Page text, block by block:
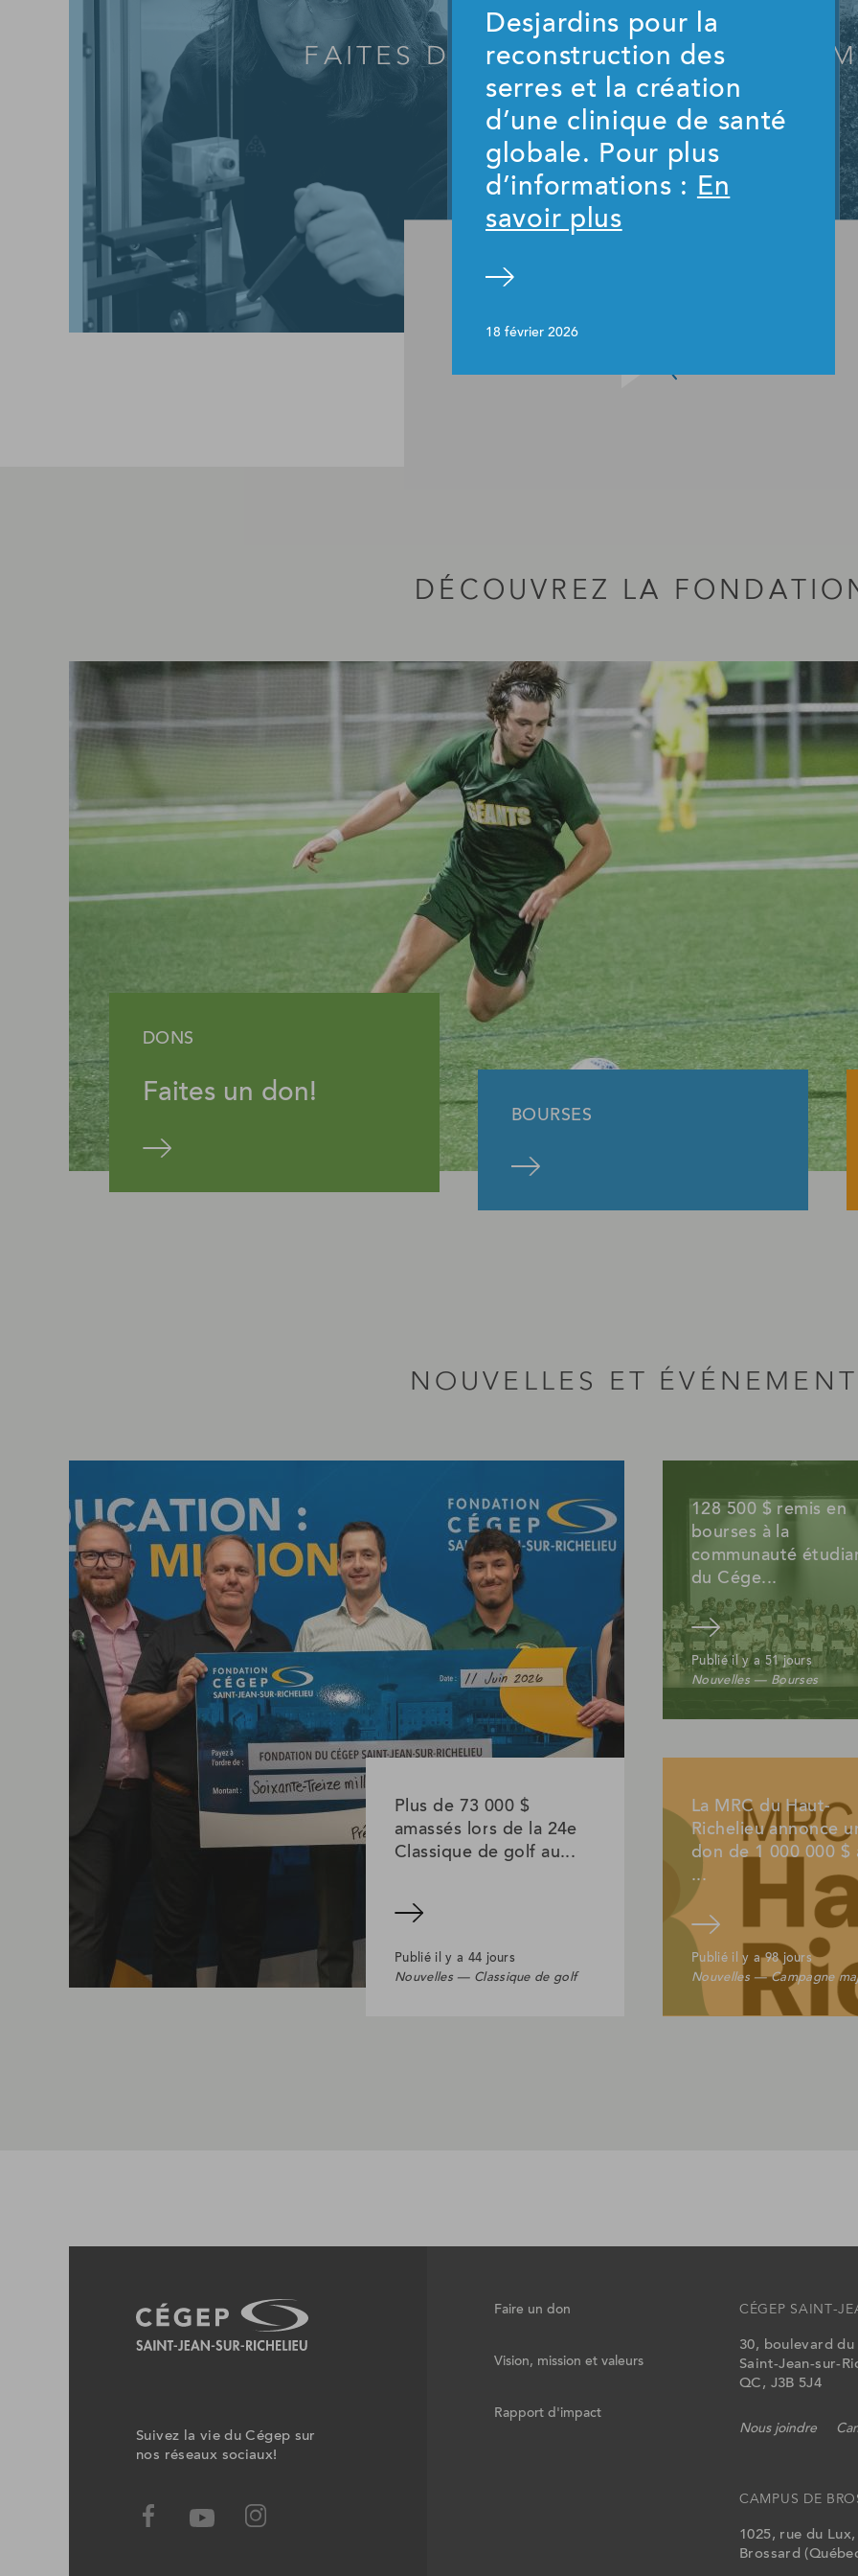
Desjardins pour la
reconstruction des
serres et la création
d’une clinique de santé
globale. Pour plus
d’informations : En
savoir plus
18 février 2026
FAITES DE L'ÉDUCATION VOTRE
DÉCOUVREZ LA
DONS
Faites un don!
En savoir plus
BOURSES
Offrir une bourse En savoir
NOUVELLES ET
Plus de 73 000 $
amassés lors de la 24e
Classique de golf au...
Publié il y a 44 jours
Nouvelles — Classique de golf
128 500 $ remis en
bourses à la
communauté
du Cége...
Lire l'article
Publié il y a 51 jours
Nouvelles — Bourses
La MRC du Haut-
Richelieu annonce
don de 1 000 000 $
...
Publié il y a 98 jours
Nouvelles — Campagne
Suivez la vie du Cégep sur
nos réseaux sociaux!
Facebook,Youtube,
Faire un don
Vision, mission et valeurs
Rapport d'impact
CÉGEP SAINT-
30, boulevard
Saint-Jean-sur-
QC, J3B 5J4
Nous joindre
CAMPUS DE
1025, rue du
Brossard